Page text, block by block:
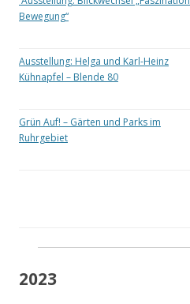
Bewegung“
Ausstellung: Helga und Karl-Heinz
Kühnapfel – Blende 80
Grün Auf! – Gärten und Parks im
Ruhrgebiet
2023